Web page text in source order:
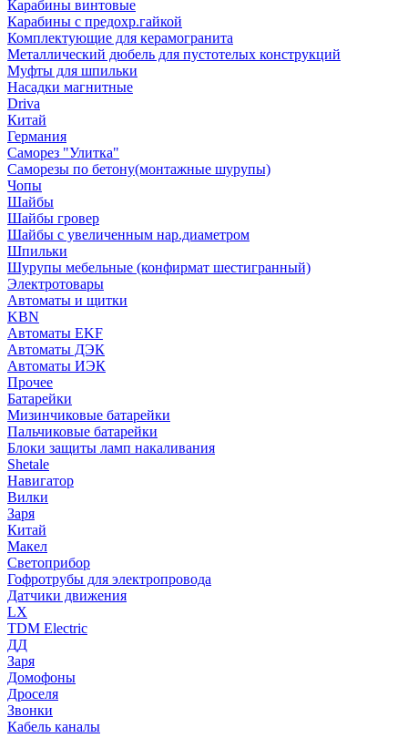
Карабины винтовые
Карабины с предохр.гайкой
Комплектующие для керамогранита
Металлический дюбель для пустотелых конструкций
Муфты для шпильки
Насадки магнитные
Driva
Китай
Германия
Саморез "Улитка"
Саморезы по бетону(монтажные шурупы)
Чопы
Шайбы
Шайбы гровер
Шайбы с увеличенным нар.диаметром
Шпильки
Шурупы мебельные (конфирмат шестигранный)
Электротовары
Автоматы и щитки
KBN
Автоматы EKF
Автоматы ДЭК
Автоматы ИЭК
Прочее
Батарейки
Мизинчиковые батарейки
Пальчиковые батарейки
Блоки защиты ламп накаливания
Shetale
Навигатор
Вилки
Заря
Китай
Макел
Светоприбор
Гофротрубы для электропровода
Датчики движения
LX
TDM Electric
ДД
Заря
Домофоны
Дроселя
Звонки
Кабель каналы